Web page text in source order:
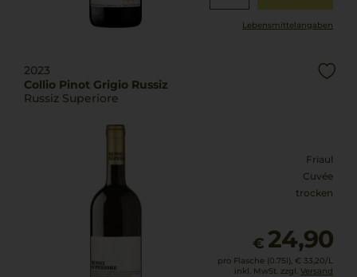
Lebensmittel­angaben
2023
Collio Pinot Grigio Russiz
Russiz Superiore
Friaul
Cuvée
trocken
€ 24,90
pro Flasche (0.75l), € 33,20/L
inkl. MwSt. zzgl. Versand